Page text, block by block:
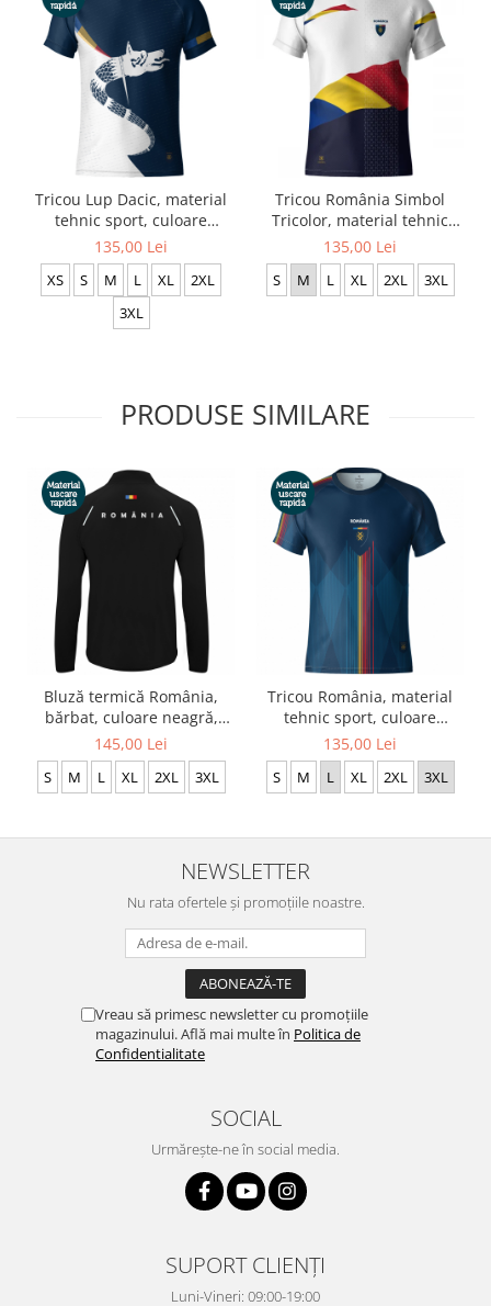
Tricou Lup Dacic, material
tehnic sport, culoare
bleumarin, CS16
135,00 Lei
XS S M L XL
2XL
3XL
Tricou România Simbol
Tricolor, material tehnic
sport, bărbat, culoare albă,
CS27
135,00 Lei
S M L XL 2XL 3XL
PRODUSE SIMILARE
Bluză termică România,
bărbat, culoare neagră,
material tehnic sport CS11
145,00 Lei
S M L XL 2XL 3XL
Tricou România, material
tehnic sport, culoare
bleumarin, CS10
135,00 Lei
S M L XL 2XL 3XL
NEWSLETTER
Nu rata ofertele și promoțiile noastre.
Vreau să primesc newsletter cu promoțiile
magazinului. Află mai multe în Politica de
Confidentialitate
SOCIAL
Urmărește-ne în social media.
SUPORT CLIENȚI
Luni-Vineri: 09:00-19:00